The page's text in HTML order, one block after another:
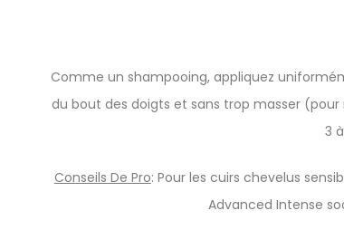
Comme un shampooing, appliquez
du bout des doigts et sans trop masser
3
Conseils De Pro: Pour les cuirs chevelus
Advanced Intense